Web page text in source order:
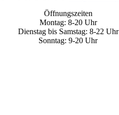
Öffnungszeiten
Montag: 8-20 Uhr
Dienstag bis Samstag: 8-22 Uhr
Sonntag: 9-20 Uhr